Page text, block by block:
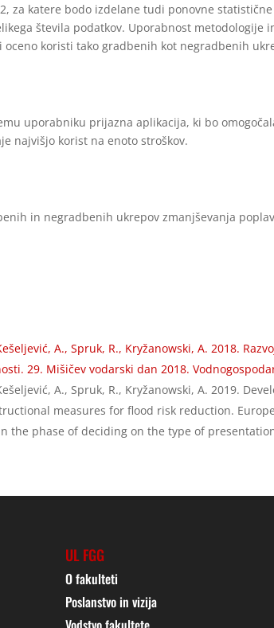
za katere bodo izdelane tudi ponovne
števila podatkov. Uporabnost metodologije
koristi tako gradbenih kot negradbenih
uporabniku prijazna aplikacija, ki bo
najvišjo korist na enoto stroškov.
in negradbenih ukrepov zmanjševanja
A., Spruk, R., Kryžanowski, A. 2018.
29. Mišičev vodarski dan 2018.
A., Spruk, R., Kryžanowski, A. 2019.
measures for flood risk reduction.
the phase of deciding on the type of
UL FGG
O fakulteti
Poslanstvo in vizija